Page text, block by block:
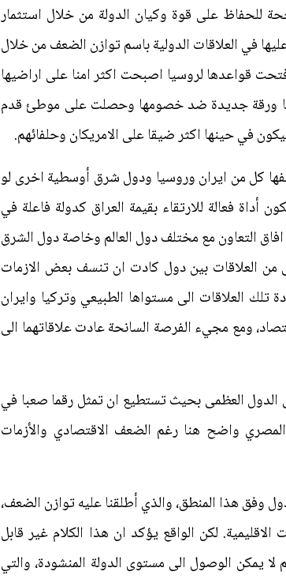
للحفاظ على قوة وكيان الدولة من خلال استثمار
في العلاقات الدولية باسم توازن الضعف من خلال
قواعدها لروسيا اصبحت اكثر امنا على اراضيها
ورقة جديدة ضد خصومها وحصلت على موطئ قدم
في حينها اكثر ضيقا على الامريكان وحلفائهم.
كل من ايران وروسيا ودول شرق أوسطية اخرى لو
أداة فعالة للارتقاء بقيمة العراق كدولة فاعلة في
التعاون مع مختلف دول العالم وخاصة دول الشرق
من العلاقات بين دول كادت ان تنسف بعض الازمات
تلك العلاقات الى مستواها الطبيعي وتركيا وايران
ومع مجيء الفرصة السانحة عادت علاقاتهما الى
الدول العظمى بحيث تستطيع ان تمثل رقما صعبا في
المصري واضح هنا رغم الضعف الاقتصادي والأزمات
وفق هذا المنطق، والذي أطلقنا عليه توازن الضعف،
لكن الواقع يؤكد ان هذا الكلام غير قابل
يمكن الوصول الى مستوى الدولة المنشودة، والتي